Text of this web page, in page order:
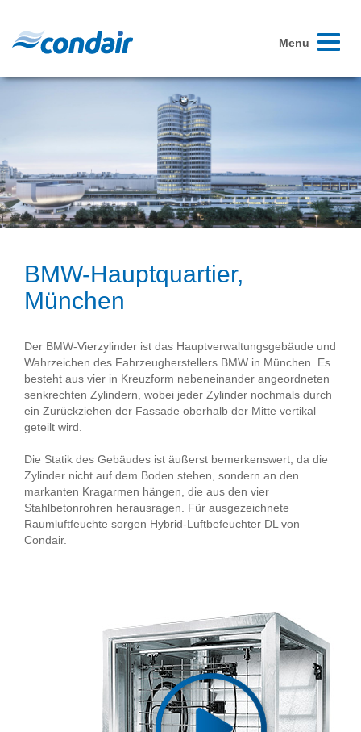
Toggle
Menu
BMW-Hauptquartier,
München
Der BMW-Vierzylinder ist das Hauptverwaltungsgebäude und
Wahrzeichen des Fahrzeugherstellers BMW in München. Es
besteht aus vier in Kreuzform nebeneinander angeordneten
senkrechten Zylindern, wobei jeder Zylinder nochmals durch
ein Zurückziehen der Fassade oberhalb der Mitte vertikal
geteilt wird.
Die Statik des Gebäudes ist äußerst bemerkenswert, da die
Zylinder nicht auf dem Boden stehen, sondern an den
markanten Kragarmen hängen, die aus den vier
Stahlbetonrohren herausragen. Für ausgezeichnete
Raumluftfeuchte sorgen Hybrid-Luftbefeuchter DL von
Condair.